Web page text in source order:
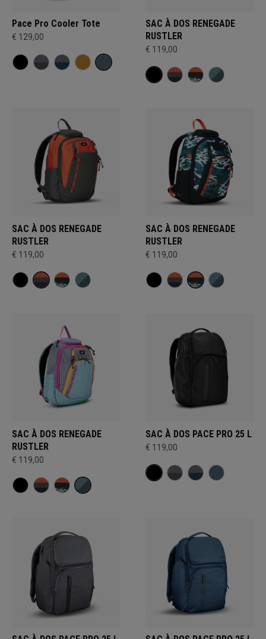
Pace Pro Cooler Tote
€ 129,00
SAC À DOS RENEGADE
RUSTLER
€ 119,00
SAC À DOS RENEGADE
RUSTLER
€ 119,00
SAC À DOS RENEGADE
RUSTLER
€ 119,00
SAC À DOS RENEGADE
RUSTLER
€ 119,00
SAC À DOS PACE PRO 25 L
€ 119,00